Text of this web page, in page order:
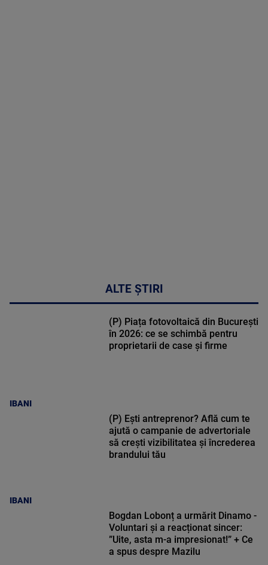
ALTE ȘTIRI
IBANI
(P) Piața fotovoltaică din București
în 2026: ce se schimbă pentru
proprietarii de case și firme
IBANI
(P) Ești antreprenor? Află cum te
ajută o campanie de advertoriale
să crești vizibilitatea și încrederea
brandului tău
Bogdan Lobonț a urmărit Dinamo -
Voluntari și a reacționat sincer:
”Uite, asta m-a impresionat!” + Ce
a spus despre Mazilu